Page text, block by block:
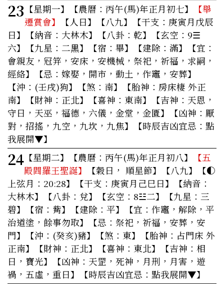
23 【星期一】 【農曆：丙午(馬)年正月初七】
【舉
遷賞會】
【人日】【八九】【干支：庚寅月戊辰
日】【納音：大林木】【八卦：乾】【玄空：9☰
六】【九星：二黒】【宿：畢】【建除：滿】
【宜：
會親友，冠笄，安床，安機械，祭祀，祈福，求嗣，
經絡】
【忌：嫁娶，開市，動土，作竈，安葬】
【沖：(壬戌)狗】【煞：南】【胎神：房床棲 外正
南】【財神：正北】【喜神：東南】【吉神：天恩，
守日，天巫，福德，六儀，金堂，金匱】【凶神：厭
對，招搖，九空，九坎，九焦】
【時辰吉凶宜忌：點
我展開▼】
24 【星期二】 【農曆：丙午(馬)年正月初八】
【五
殿閰羅王聖誕】
【穀日， 順星節】【八九】【◐
上弦月：20:28】【干支：庚寅月己巳日】【納音：
大林木】【八卦：兌】【玄空：8☳二】【九星：三
碧】【宿：觜】【建除：平】
【宜：作竈，解除，平
治道塗，餘事勿取】
【忌：祭祀，祈福，安葬，安
門】【沖：(癸亥)豬】【煞：東】【胎神：占門床 外
正南】【財神：正北】【喜神：東北】【吉神：相
日，寶光】【凶神：天罡，死神，月刑，月害，遊
禍，五虛，重日】
【時辰吉凶宜忌：點我展開▼】